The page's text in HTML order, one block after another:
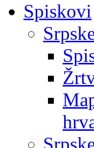
Spiskovi